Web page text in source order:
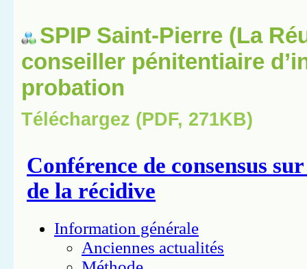
SPIP Saint-Pierre (La
conseiller pénitentiaire
probation
Téléchargez (PDF, 271KB)